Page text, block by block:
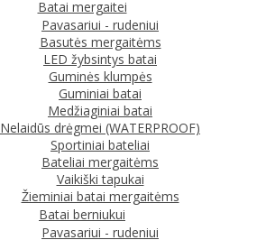
Batai mergaitei
Pavasariui - rudeniui
Basutės mergaitėms
LED žybsintys batai
Guminės klumpės
Guminiai batai
Medžiaginiai batai
Nelaidūs drėgmei (WATERPROOF)
Sportiniai bateliai
Bateliai mergaitėms
Vaikiški tapukai
Žieminiai batai mergaitėms
Batai berniukui
Pavasariui - rudeniui